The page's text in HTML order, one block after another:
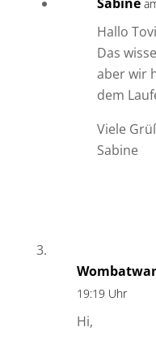
Hallo
Das
aber wir
dem
Viele
Sabine
19:19 Uhr
Hi,